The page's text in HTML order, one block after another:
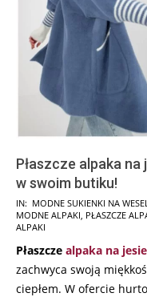
Płaszcze alpaka
w swoim butiku!
2024-
07-
IN: MODNE SUKIENKI NA
MODNE ALPAKI PŁASZCZE
ALPAKI
Płaszcze alpaka na
zachwyca swoją
ciepłem. W ofercie